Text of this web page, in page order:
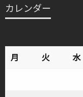
ゴ
カレンダー
月
火 水